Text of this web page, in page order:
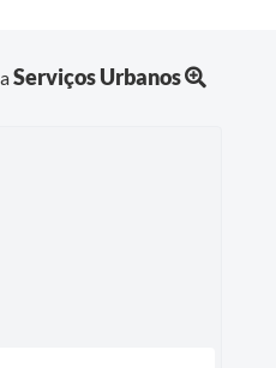
Serviços Urbanos